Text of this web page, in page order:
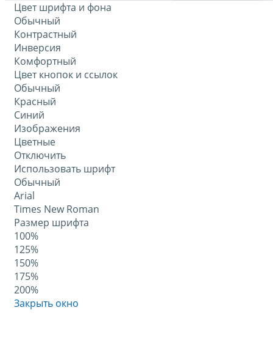
Цвет шрифта и фона
Обычный
Контрастный
Инверсия
Комфортный
Цвет кнопок и ссылок
Обычный
Красный
Синий
Изображения
Цветные
Отключить
Использовать шрифт
Обычный
Arial
Times New Roman
Размер шрифта
100%
125%
150%
175%
200%
Закрыть окно